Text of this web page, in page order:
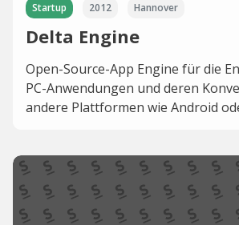
Startup 2012 Hannover
Delta Engine
Open-Source-App Engine für die
PC-Anwendungen und deren
andere Plattformen wie Android